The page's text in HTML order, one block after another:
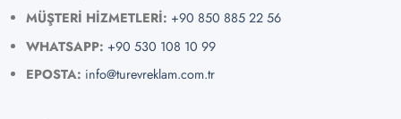
MÜŞTERİ HİZMETLERİ: +90 850 885 22 56
WHATSAPP: +90 530 108 10 99
EPOSTA: info@turevreklam.com.tr